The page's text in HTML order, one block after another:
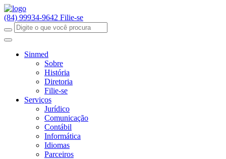
(84) 99934-9642 Filie-se
Sinmed
Sobre
História
Diretoria
Filie-se
Serviços
Jurídico
Comunicação
Contábil
Informática
Idiomas
Parceiros